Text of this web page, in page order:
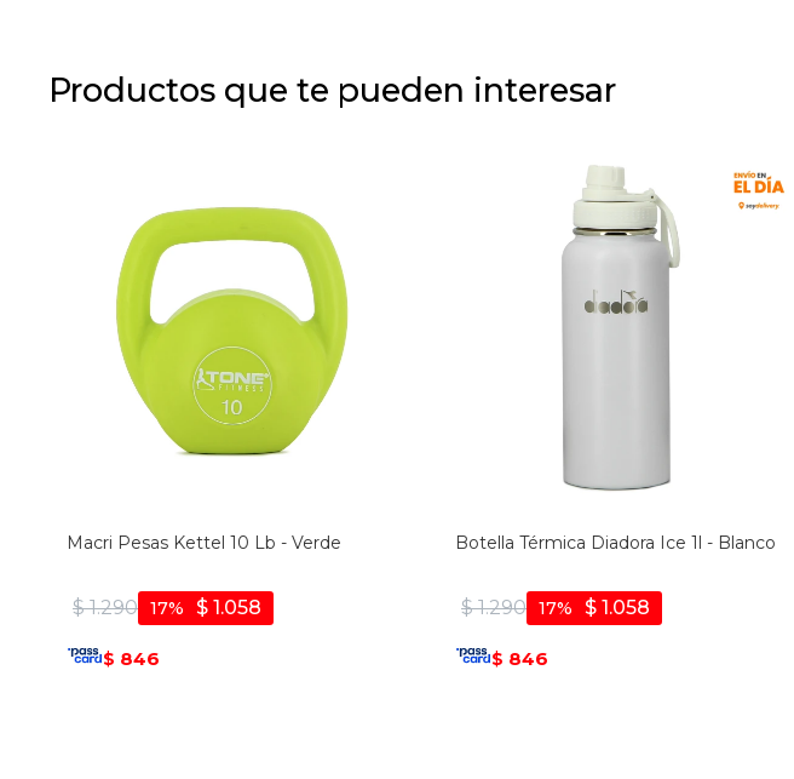
Productos que te pueden interesar
Macri Pesas Kettel 10 Lb - Verde
$ 1.290 $ 1.058
17
$ 846
Botella Térmica Diadora Ice 1l - Blanco
$ 1.290 $ 1.058
17
$ 846